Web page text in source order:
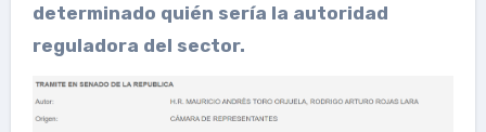
determinado quién sería la autoridad
reguladora del sector.